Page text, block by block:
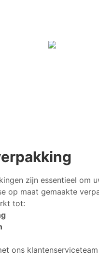
zijn essentieel om
op maat gemaakte
tot:
ons